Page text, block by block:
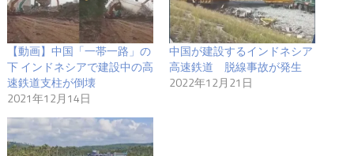
【動画】中国「一帯一路」の
下 インドネシアで建設中の高
速鉄道支柱が倒壊
2021年12月14日
中国が建設するインドネシア
高速鉄道 脱線事故が発生
2022年12月21日